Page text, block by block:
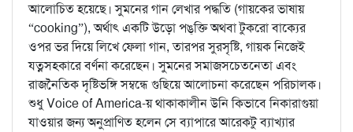
আলোচিত হয়েছে। সুমনের গান লেখার পদ্ধতি (গায়কের ভাষায়
“cooking”), অর্থাৎ একটি উড়ো পঙ্‌ক্তি অথবা টুকরো বাক্যের
ওপর ভর দিয়ে লিখে ফেলা গান, তারপর সুরসৃষ্টি, গায়ক নিজেই
যত্নসহকারে বর্ণনা করেছেন। সুমনের সমাজসচেতনেতা এবং
রাজনৈতিক দৃষ্টিভঙ্গি সম্বন্ধে গুছিয়ে আলোচনা করেছেন পরিচালক।
শুধু Voice of America-য় থাকাকালীন উনি কিভাবে নিকারাগুয়া
যাওয়ার জন্য অনুপ্রাণিত হলেন সে ব্যাপারে আরেকটু ব্যাখ্যার